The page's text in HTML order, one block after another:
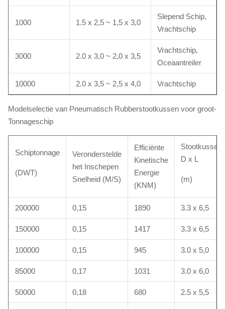
1000 1.5 x 2,5 ~ 1,5 x 3,0
Slepend Schip,
Vrachtschip
3000 2.0 x 3,0 ~ 2,0 x 3,5
Vrachtschip,
Oceaantreiler
10000 2.0 x 3,5 ~ 2,5 x 4,0 Vrachtschip
Modelselectie van Pneumatisch Rubberstootkussen voor groot-
Tonnageschip
Schiptonnage
(DWT)
Veronderstelde
het Inschepen
Snelheid (M/S)
Efficiënte
Kinetische
Energie
(KNM)
D x L
(m)
200000 0,15 1890 3.3 x 6,5
150000 0,15 1417 3.3 x 6,5
100000 0,15 945 3.0 x 5,0
85000 0,17 1031 3.0 x 6,0
50000 0,18 680 2.5 x 5,5